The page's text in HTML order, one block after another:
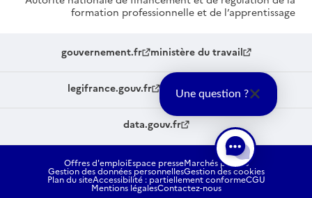
formation professionnelle et de l’apprentissage
gouvernement.fr ministère du travail
legifrance.gouv.fr service-public.fr
data.gouv.fr
Offres d'emploiEspace presseMarchés publics
Gestion des données personnellesGestion des cookies
Plan du siteAccessibilité : partiellement conformeCGU
Mentions légalesContactez-nous
Une question ?